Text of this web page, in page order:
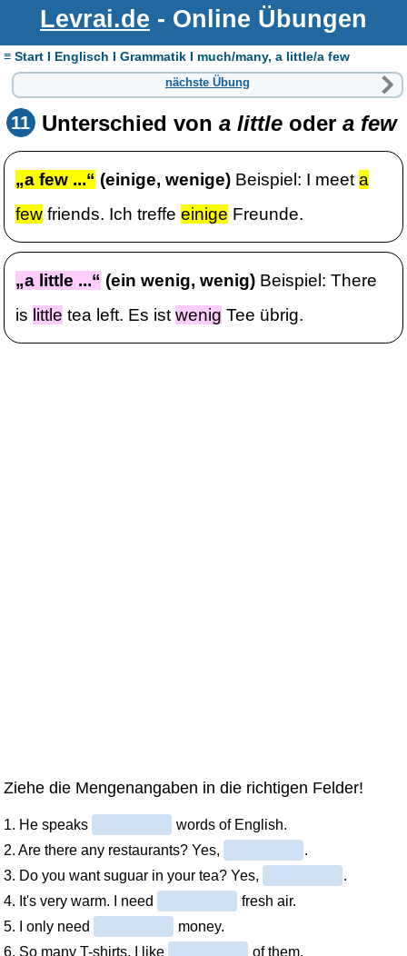
Levrai.de - Online Übungen
≡ Start I Englisch I Grammatik I much/many, a little/a few
nächste Übung
11 Unterschied von a littleoder a few
„a few ...“ (einige, wenige) Beispiel: I meeta
few friends. Ich treffeeinige Freunde.
„a little ...“ (ein wenig, wenig) Beispiel: There
is little tea left. Es istwenig Tee übrig.